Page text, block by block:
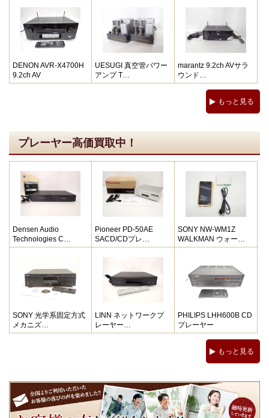
DENON AVR-X4700H
9.2ch AV
UESUGI 真空管パワー
アンプ T…
marantz 9.2ch AVサラ
ウンド…
もっと見る
プレーヤー高価買取中！
Densen Audio
Technologies C…
Pioneer PD-50AE
SACD/CDプレ…
SONY NW-WM1Z
WALKMAN ウォー…
SONY 光学系固定方式
メカニズ…
LINN ネットワークプ
レーヤー…
PHILIPS LHH600B CD
プレーヤー
もっと見る